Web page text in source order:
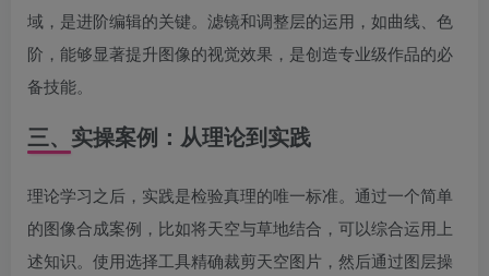
域，是进阶编辑的关键。滤镜和调整层的运用，如曲线、色
阶，能够显著提升图像的视觉效果，是创造专业级作品的必
备技能。
三、实操案例：从理论到实践
理论学习之后，实践是检验真理的唯一标准。通过一个简单
的图像合成案例，比如将天空与草地结合，可以综合运用上
述知识。使用选择工具精确裁剪天空图片，然后通过图层操